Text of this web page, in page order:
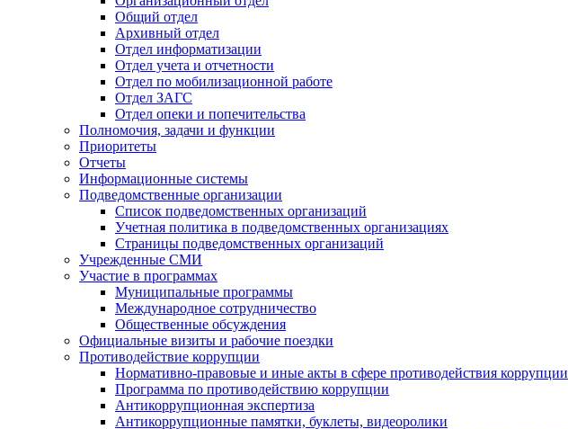
Общий отдел
Архивный отдел
Отдел информатизации
Отдел учета и отчетности
Отдел по мобилизационной работе
Отдел ЗАГС
Отдел опеки и попечительства
Полномочия, задачи и функции
Приоритеты
Отчеты
Информационные системы
Подведомственные организации
Список подведомственных организаций
Учетная политика в подведомственных организациях
Страницы подведомственных организаций
Учрежденные СМИ
Участие в программах
Муниципальные программы
Международное сотрудничество
Общественные обсуждения
Официальные визиты и рабочие поездки
Противодействие коррупции
Нормативно-правовые и иные акты в сфере противодействия коррупции
Программа по противодействию коррупции
Антикоррупционная экспертиза
Антикоррупционные памятки, буклеты, видеоролики